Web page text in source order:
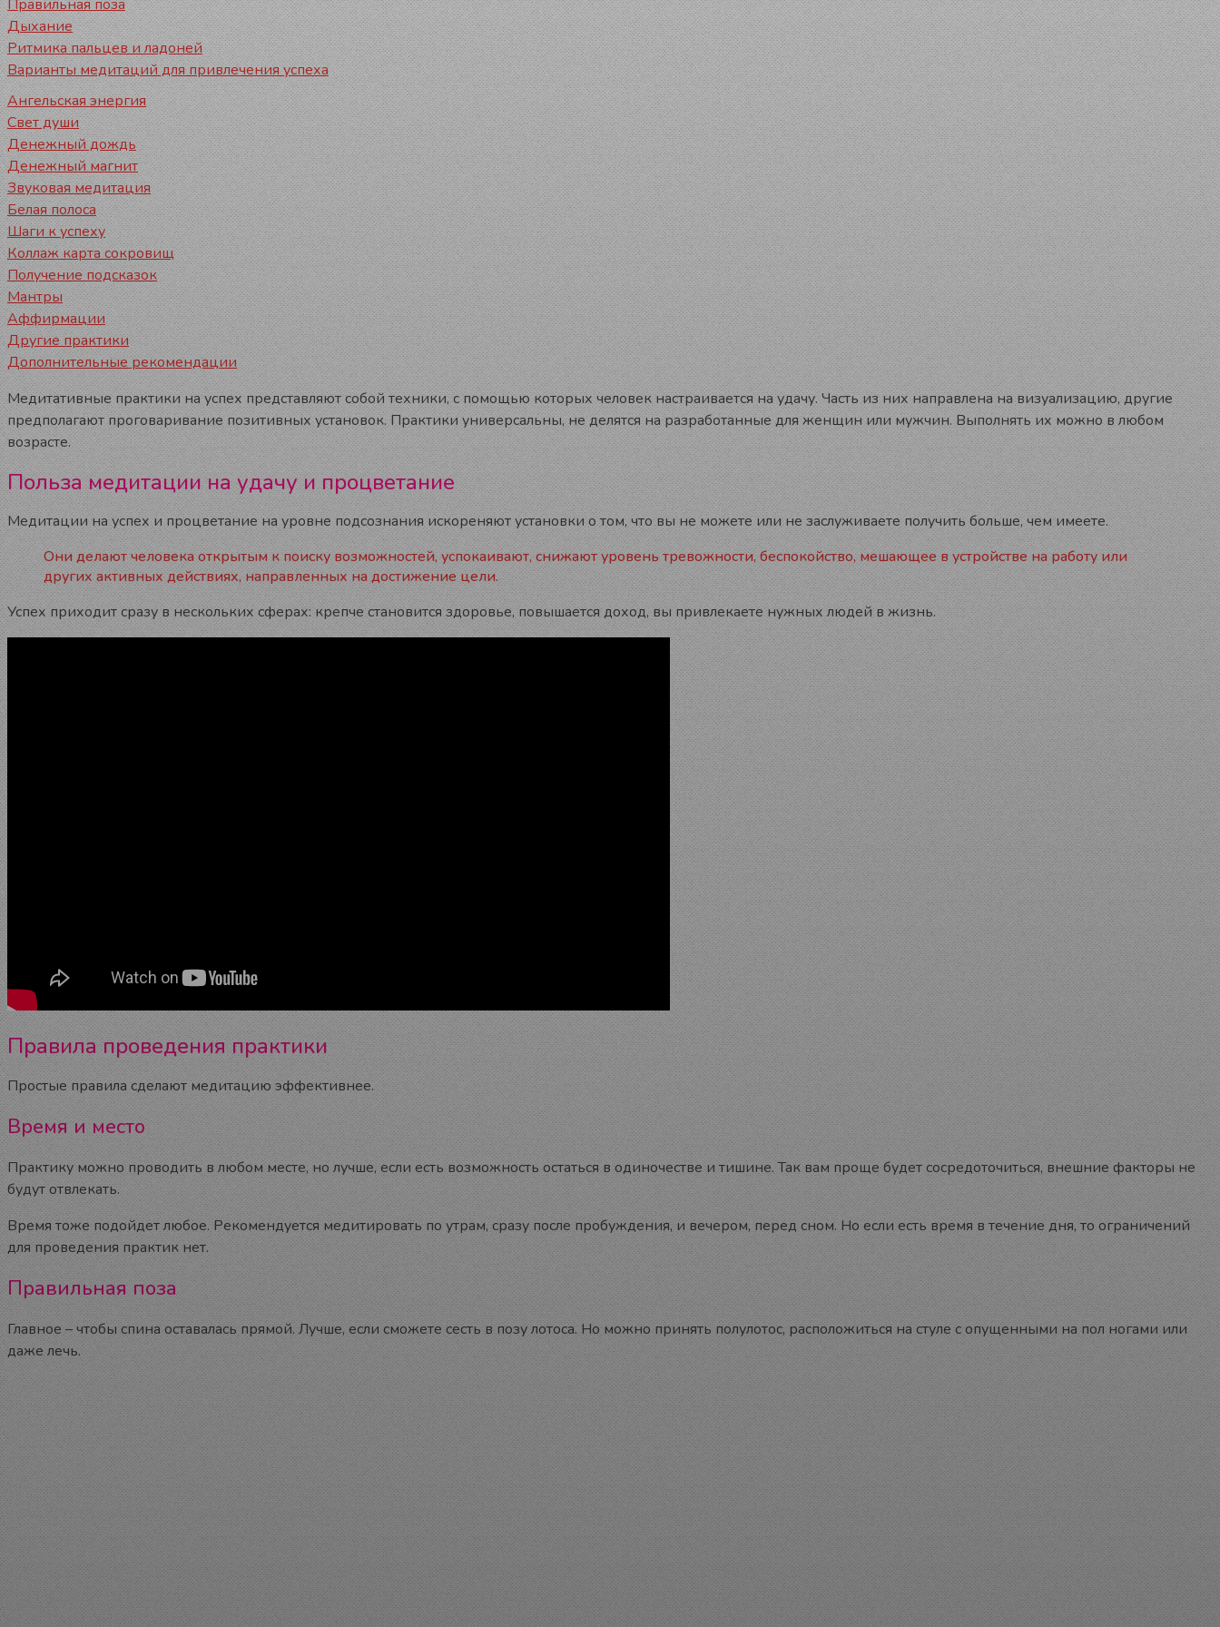
Правильная поза
Дыхание
Ритмика пальцев и ладоней
Варианты медитаций для привлечения успеха
Ангельская энергия
Свет души
Денежный дождь
Денежный магнит
Звуковая медитация
Белая полоса
Шаги к успеху
Коллаж карта сокровищ
Получение подсказок
Мантры
Аффирмации
Другие практики
Дополнительные рекомендации
Медитативные практики на успех представляют собой техники, с помощью которых человек настраивается на удачу. Часть из них направлена на визуализацию, другие
предполагают проговаривание позитивных установок. Практики универсальны, не делятся на разработанные для женщин или мужчин. Выполнять их можно в любом
возрасте.
Польза медитации на удачу и процветание
Медитации на успех и процветание на уровне подсознания искореняют установки о том, что вы не можете или не заслуживаете получить больше, чем имеете.
Они делают человека открытым к поиску возможностей, успокаивают, снижают уровень тревожности, беспокойство, мешающее в устройстве на работу или
других активных действиях, направленных на достижение цели.
Успех приходит сразу в нескольких сферах: крепче становится здоровье, повышается доход, вы привлекаете нужных людей в жизнь.
Правила проведения практики
Простые правила сделают медитацию эффективнее.
Время и место
Практику можно проводить в любом месте, но лучше, если есть возможность остаться в одиночестве и тишине. Так вам проще будет сосредоточиться, внешние факторы не
будут отвлекать.
Время тоже подойдет любое. Рекомендуется медитировать по утрам, сразу после пробуждения, и вечером, перед сном. Но если есть время в течение дня, то ограничений
для проведения практик нет.
Правильная поза
Главное – чтобы спина оставалась прямой. Лучше, если сможете сесть в позу лотоса. Но можно принять полулотос, расположиться на стуле с опущенными на пол ногами или
даже лечь.